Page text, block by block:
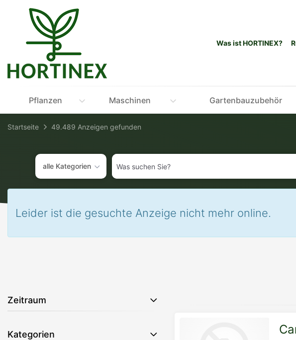
Accessibility-
Modus
aktivieren
Inhalt
Was ist HORTINEX?
Pflanzen Maschinen Gartenbauzubehör
Startseite 49.489 Anzeigen gefunden
alle Kategorien
Was
suchen
Sie?
Leider ist die gesuchte Anzeige nicht mehr online.
Zeitraum
Kategorien